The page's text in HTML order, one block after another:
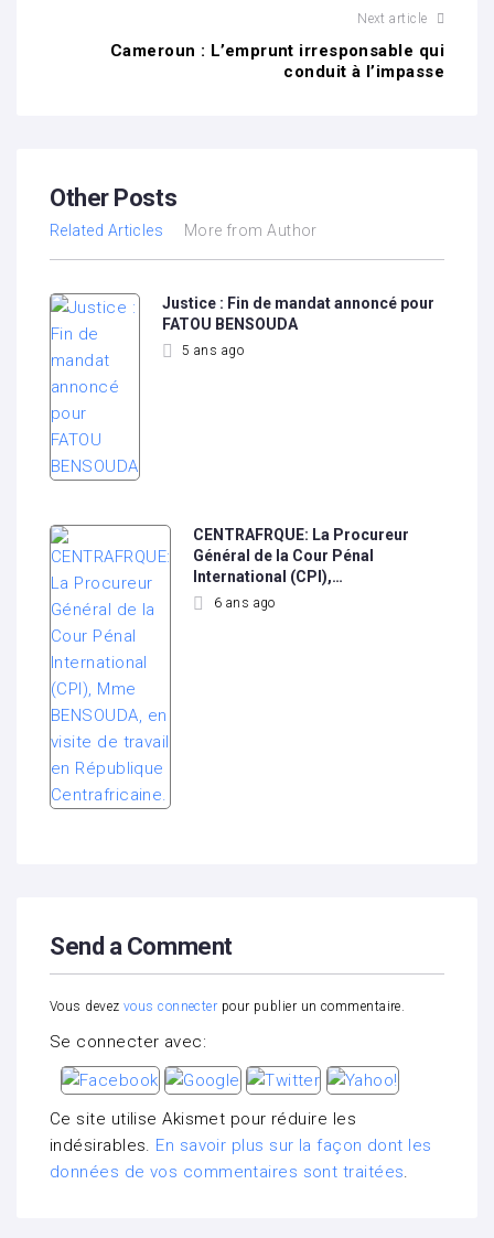
Next article
Cameroun : L’emprunt irresponsable qui
conduit à l’impasse
Other Posts
Related Articles More from Author
Justice : Fin de mandat annoncé pour
FATOU BENSOUDA
5 ans ago
CENTRAFRQUE: La Procureur
Général de la Cour Pénal
International (CPI),…
6 ans ago
Send a Comment
Vous devez vous connecter pour publier un commentaire.
Se connecter avec:
Ce site utilise Akismet pour réduire les
indésirables. En savoir plus sur la façon dont les
données de vos commentaires sont traitées.